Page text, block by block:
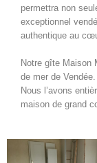
permettra non
exceptionnel
authentique au
Notre gîte Maison
de mer de
Nous l’avons
maison de grand